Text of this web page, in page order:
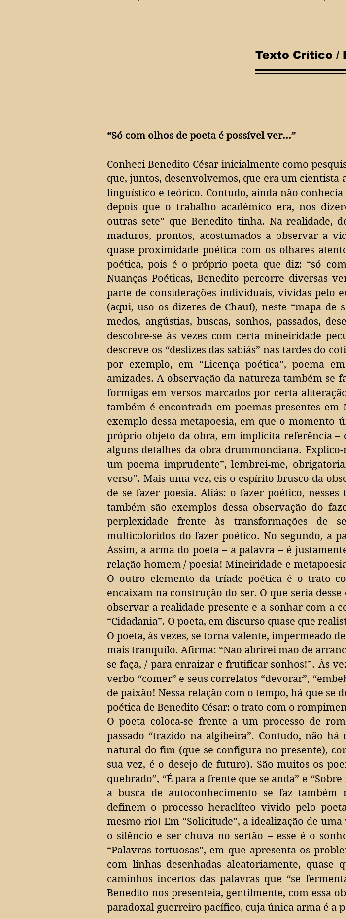
Texto Crítico /
“Só com olhos de poeta é possível ver...”
Conheci Benedito César inicialmente como
que, juntos, desenvolvemos, que era um
linguístico e teórico. Contudo, ainda não
depois que o trabalho acadêmico era, nos
outras sete” que Benedito tinha. Na realidade,
maduros, prontos, acostumados a observar a
quase proximidade poética com os olhares
poética, pois é o próprio poeta que diz: “só
Nuanças Poéticas, Benedito percorre diversas
parte de considerações individuais, vividas pelo
(aqui, uso os dizeres de Chauí), neste “mapa de
medos, angústias, buscas, sonhos, passados,
descobre-se às vezes com certa mineiridade
descreve os “deslizes das sabiás” nas tardes do
por exemplo, em “Licença poética”, poema
amizades. A observação da natureza também se
formigas em versos marcados por certa
também é encontrada em poemas presentes em
exemplo dessa metapoesia, em que o momento
próprio objeto da obra, em implícita referência –
alguns detalhes da obra drummondiana.
um poema imprudente”, lembrei-me,
verso”. Mais uma vez, eis o espírito brusco da
de se fazer poesia. Aliás: o fazer poético, nesses
também são exemplos dessa observação do
perplexidade frente às transformações de
multicoloridos do fazer poético. No segundo, a
Assim, a arma do poeta – a palavra – é
relação homem / poesia!Mineiridade e
O outro elemento da tríade poética é o trato
encaixam na construção do ser. O que seria
observar a realidade presente e a sonhar com a
“Cidadania”. O poeta, em discurso quase que
O poeta, às vezes, se torna valente, impermeado
mais tranquilo. Afirma: “Não abrirei mão de
se faça, / para enraizar e frutificar sonhos!”. Às
verbo “comer” e seus correlatos “devorar”,
de paixão!Nessa relação com o tempo, há que se
poética de Benedito César: o trato com o
O poeta coloca-se frente a um processo de
passado “trazido na algibeira”. Contudo, não
natural do fim (que se configura no presente),
sua vez, é o desejo de futuro). São muitos os
quebrado”, “É para a frente que se anda” e “Sobre
a busca de autoconhecimento se faz também
definem o processo heraclíteo vivido pelo
mesmo rio! Em “Solicitude”, a idealização de
o silêncio e ser chuva no sertão – esse é o
“Palavras tortuosas”, em que apresenta os
com linhas desenhadas aleatoriamente,
caminhos incertos das palavras que “se
Benedito nos presenteia, gentilmente, com essa
paradoxal guerreiro pacífico, cuja única arma é a